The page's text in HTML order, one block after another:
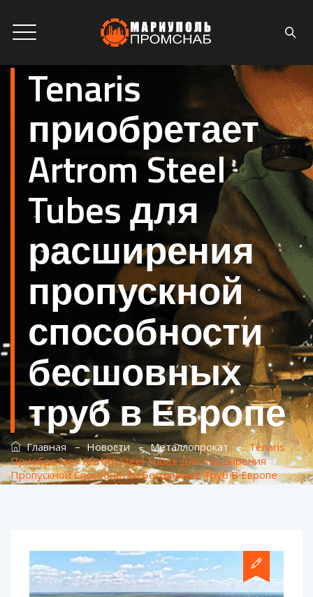
Tenaris
приобретает
Artrom Steel
Tubes для
расширения
пропускной
способности
бесшовных
труб в Европе
Главная–Новости–Металлопрокат–Tenaris
Приобретает Artrom Steel Tubes Для Расширения
Пропускной Способности Бесшовных Труб В Европе